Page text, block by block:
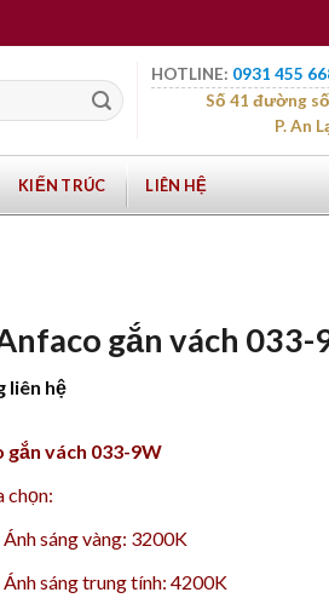
HOTLINE: 0931 455
Số 41 đường
P. An
KIẾN TRÚC LIÊN HỆ
gắn vách 033-
liên hệ
gắn vách 033-9W
chọn:
Ánh sáng vàng: 3200K
Ánh sáng trung tính: 4200K